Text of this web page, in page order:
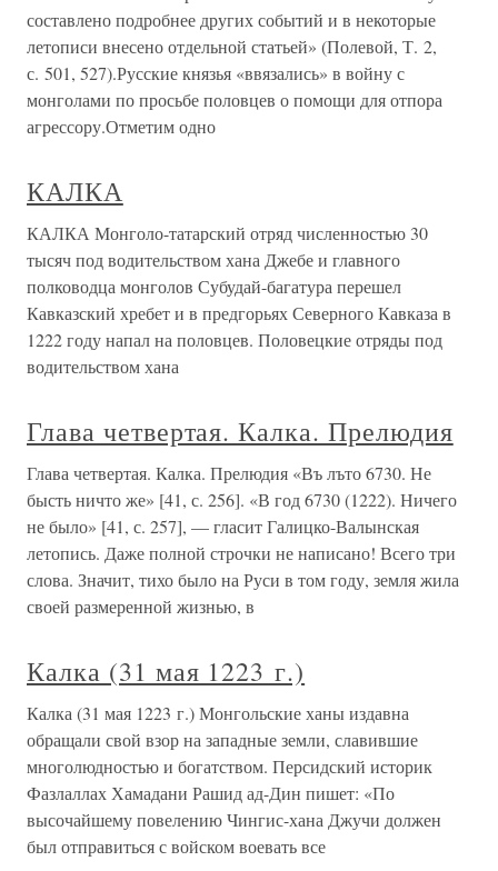
составлено подробнее других событий и в некоторые
летописи внесено отдельной статьей» (Полевой, Т. 2,
с. 501, 527).Русские князья «ввязались» в войну с
монголами по просьбе половцев о помощи для отпора
агрессору.Отметим одно
КАЛКА
КАЛКА Монголо-татарский отряд численностью 30
тысяч под водительством хана Джебе и главного
полководца монголов Субудай-багатура перешел
Кавказский хребет и в предгорьях Северного Кавказа в
1222 году напал на половцев. Половецкие отряды под
водительством хана
Глава четвертая. Калка. Прелюдия
Глава четвертая. Калка. Прелюдия «Въ лъто 6730. Не
бысть ничто же» [41, с. 256]. «В год 6730 (1222). Ничего
не было» [41, с. 257], — гласит Галицко-Валынская
летопись. Даже полной строчки не написано! Всего три
слова. Значит, тихо было на Руси в том году, земля жила
своей размеренной жизнью, в
Калка (31 мая 1223 г.)
Калка (31 мая 1223 г.) Монгольские ханы издавна
обращали свой взор на западные земли, славившие
многолюдностью и богатством. Персидский историк
Фазлаллах Хамадани Рашид ад-Дин пишет: «По
высочайшему повелению Чингис-хана Джучи должен
был отправиться с войском воевать все